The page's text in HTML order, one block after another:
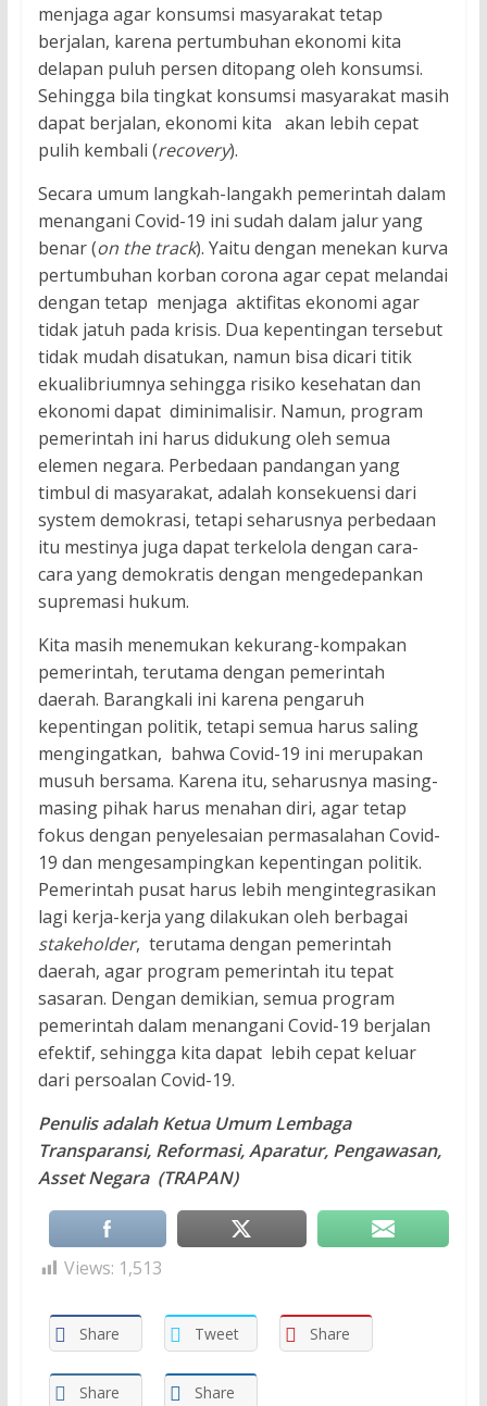
menjaga agar konsumsi masyarakat tetap
berjalan, karena pertumbuhan ekonomi kita
delapan puluh persen ditopang oleh konsumsi.
Sehingga bila tingkat konsumsi masyarakat masih
dapat berjalan, ekonomi kita akan lebih cepat
pulih kembali (recovery).
Secara umum langkah-langakh pemerintah dalam
menangani Covid-19 ini sudah dalam jalur yang
benar (on the track). Yaitu dengan menekan kurva
pertumbuhan korban corona agar cepat melandai
dengan tetap menjaga aktifitas ekonomi agar
tidak jatuh pada krisis. Dua kepentingan tersebut
tidak mudah disatukan, namun bisa dicari titik
ekualibriumnya sehingga risiko kesehatan dan
ekonomi dapat diminimalisir. Namun, program
pemerintah ini harus didukung oleh semua
elemen negara. Perbedaan pandangan yang
timbul di masyarakat, adalah konsekuensi dari
system demokrasi, tetapi seharusnya perbedaan
itu mestinya juga dapat terkelola dengan cara-
cara yang demokratis dengan mengedepankan
supremasi hukum.
Kita masih menemukan kekurang-kompakan
pemerintah, terutama dengan pemerintah
daerah. Barangkali ini karena pengaruh
kepentingan politik, tetapi semua harus saling
mengingatkan, bahwa Covid-19 ini merupakan
musuh bersama. Karena itu, seharusnya masing-
masing pihak harus menahan diri, agar tetap
fokus dengan penyelesaian permasalahan Covid-
19 dan mengesampingkan kepentingan politik.
Pemerintah pusat harus lebih mengintegrasikan
lagi kerja-kerja yang dilakukan oleh berbagai
stakeholder, terutama dengan pemerintah
daerah, agar program pemerintah itu tepat
sasaran. Dengan demikian, semua program
pemerintah dalam menangani Covid-19 berjalan
efektif, sehingga kita dapat lebih cepat keluar
dari persoalan Covid-19.
Penulis adalah Ketua Umum Lembaga
Transparansi, Reformasi, Aparatur, Pengawasan,
Asset Negara (TRAPAN)
Views: 1,513
Share Tweet Share
Share Share